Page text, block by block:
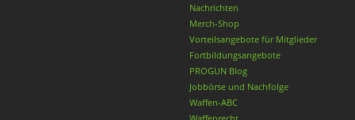
Nachrichten
Merch-Shop
Vorteilsangebote für Mitglieder
Fortbildungsangebote
PROGUN Blog
Jobbörse und Nachfolge
Waffen-ABC